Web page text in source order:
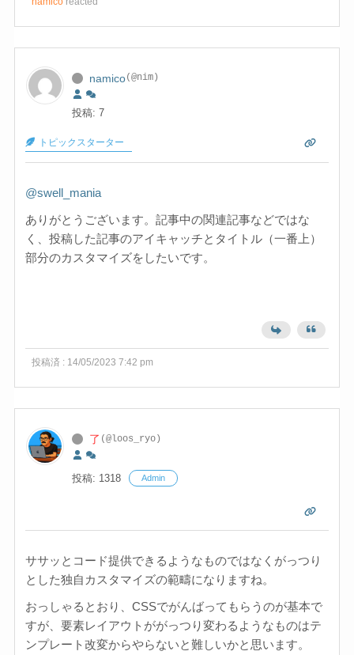
namico(@nim)
投稿: 7
トピックスターター
@swell_mania
ありがとうございます。記事中の関連記事などではな
く、投稿した記事のアイキャッチとタイトル（一番上）
部分のカスタマイズをしたいです。
投稿済 : 14/05/2023 7:42 pm
了 (@loos_ryo)
投稿: 1318 Admin
ササッとコード提供できるようなものではなくがっつり
とした独自カスタマイズの範疇になりますね。
おっしゃるとおり、CSSでがんばってもらうのが基本で
すが、要素レイアウトががっつり変わるようなものはテ
ンプレート改変からやらないと難しいかと思います。